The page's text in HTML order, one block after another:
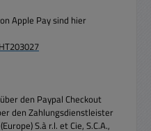
Apple Pay sind hier
den Paypal Checkout
den Zahlungsdienstleister
S.à r.l. et Cie, S.C.A.,